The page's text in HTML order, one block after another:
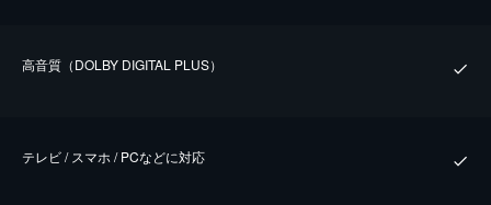
⾼⾳質（DOLBY DIGITAL PLUS）
テレビ / スマホ / PCなどに対応